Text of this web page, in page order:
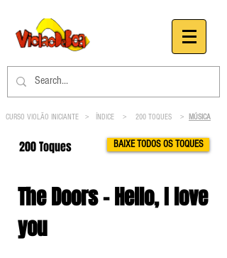
CURSO VIOLÃO INICIANTE > ÍNDICE > 200 TOQUES > MÚSICA
200 Toques BAIXE TODOS OS TOQUES
The Doors - Hello, I love
you